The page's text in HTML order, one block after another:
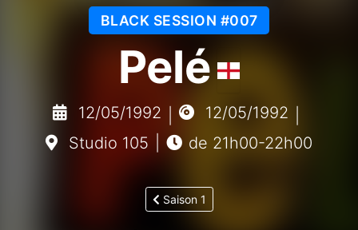
BLACK SESSION #007
Pelé
12/05/1992 12/05/1992
Studio 105
de 21h00-22h00
Saison 1